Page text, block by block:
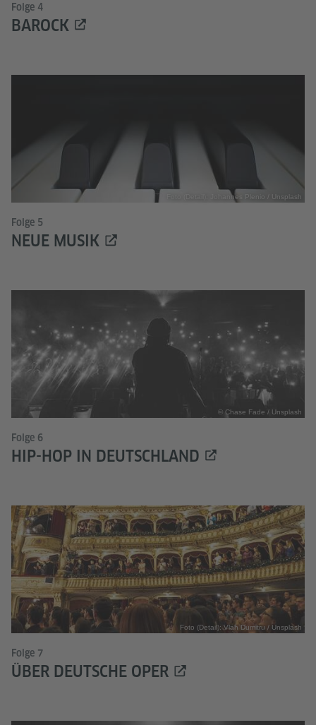
Folge 4
BAROCK
Foto (Detail): Johannes Plenio / Unsplash
Folge 5
NEUE MUSIK
© Chase Fade / Unsplash
Folge 6
HIP-HOP IN DEUTSCHLAND
Foto (Detail): Vlah Dumitru / Unsplash
Folge 7
ÜBER DEUTSCHE OPER